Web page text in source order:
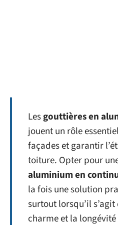
Lesgouttières en
jouent un rôle
façades et garantir
toiture. Opter pour
aluminium en
la fois une solution
surtout lorsqu’il
charme et la